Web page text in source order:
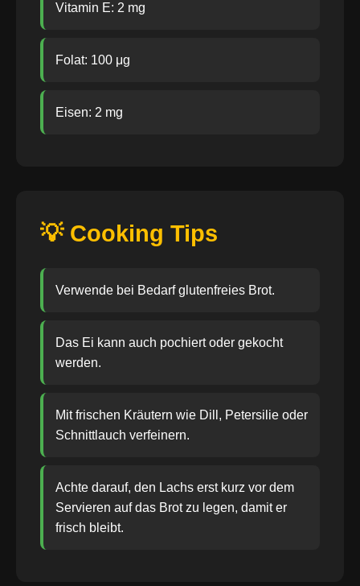
Vitamin E: 2 mg
Folat: 100 μg
Eisen: 2 mg
💡 Cooking Tips
Verwende bei Bedarf glutenfreies Brot.
Das Ei kann auch pochiert oder gekocht
werden.
Mit frischen Kräutern wie Dill, Petersilie oder
Schnittlauch verfeinern.
Achte darauf, den Lachs erst kurz vor dem
Servieren auf das Brot zu legen, damit er
frisch bleibt.